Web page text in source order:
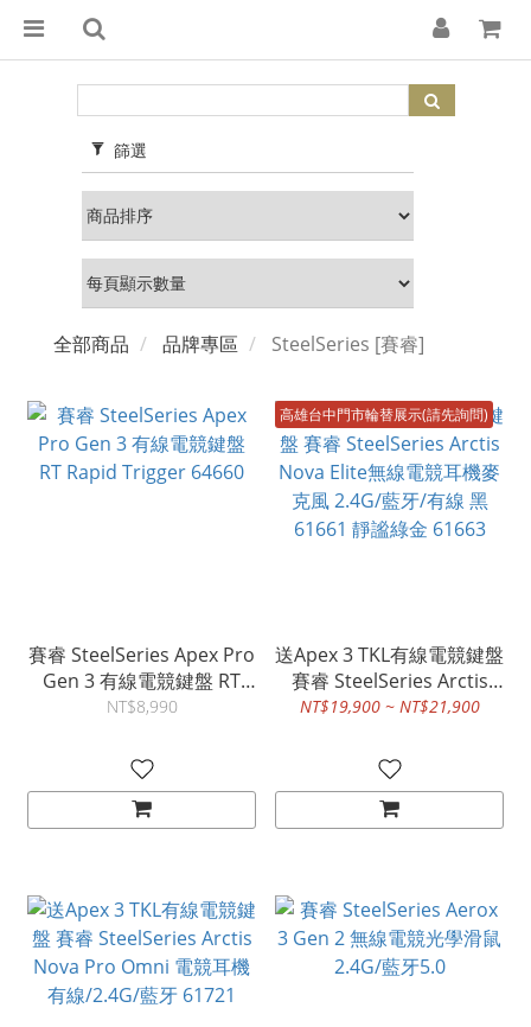
篩選
全部商品 品牌專區 SteelSeries [賽睿]
賽睿 SteelSeries Apex Pro
Gen 3 有線電競鍵盤 RT
Rapid Trigger 64660
NT$8,990
高雄台中門市輪替展示(請先詢問)
送Apex 3 TKL有線電競鍵盤
賽睿 SteelSeries Arctis
Nova Elite無線電競耳機麥
61661 靜謐綠金 61663
NT$19,900 ~ NT$21,900